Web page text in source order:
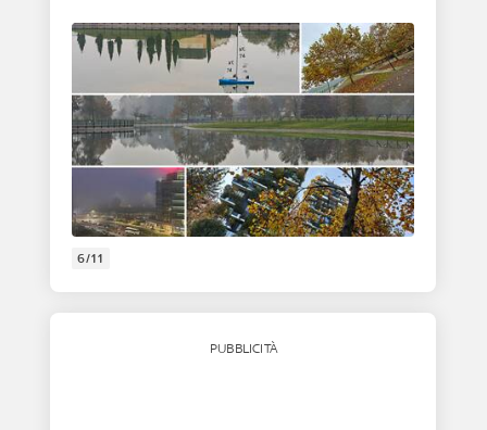
6/11
PUBBLICITÀ